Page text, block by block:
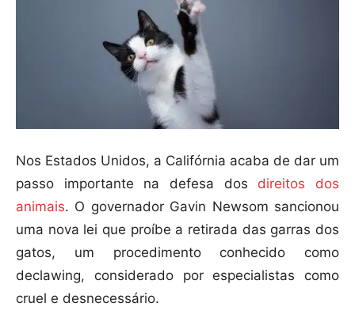
Nos Estados Unidos, a Califórnia acaba de dar um
passo importante na defesa dos direitos dos
animais. O governador Gavin Newsom sancionou
uma nova lei que proíbe a retirada das garras dos
gatos, um procedimento conhecido como
declawing, considerado por especialistas como
cruel e desnecessário.